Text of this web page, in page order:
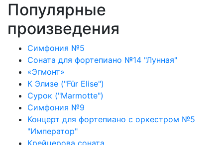
Популярные
произведения
Симфония №5
Соната для фортепиано №14 "Лунная"
«Эгмонт»
К Элизе ("Für Elise")
Сурок ("Marmotte")
Симфония №9
Концерт для фортепиано с оркестром №5
"Император"
Крейцерова соната